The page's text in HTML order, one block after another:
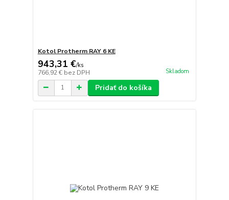
Kotol Protherm RAY 6 KE
943,31 €/ks
766,92 € bez DPH Skladom
Pridať do košíka